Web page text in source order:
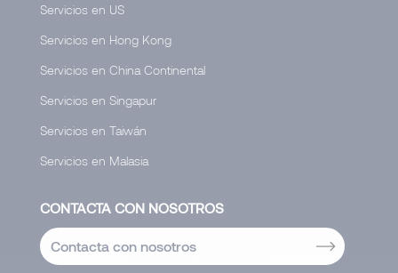
Servicios en US
Servicios en Hong Kong
Servicios en China Continental
Servicios en Singapur
Servicios en Taiwán
Servicios en Malasia
CONTACTA CON NOSOTROS
Contacta con nosotros